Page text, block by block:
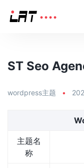
ST Seo
wordpress主题 •
主题名
称